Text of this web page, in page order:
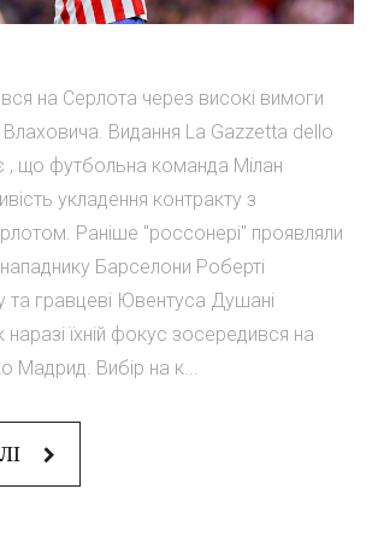
на Серлота через високі вимоги
Видання La Gazzetta dello
, що футбольна команда Мілан
укладення контракту з
Раніше "россонері" проявляли
нападнику Барселони Роберті
гравцеві Ювентуса Душані
їхній фокус зосередився на
Мадрид. Вибір на к...